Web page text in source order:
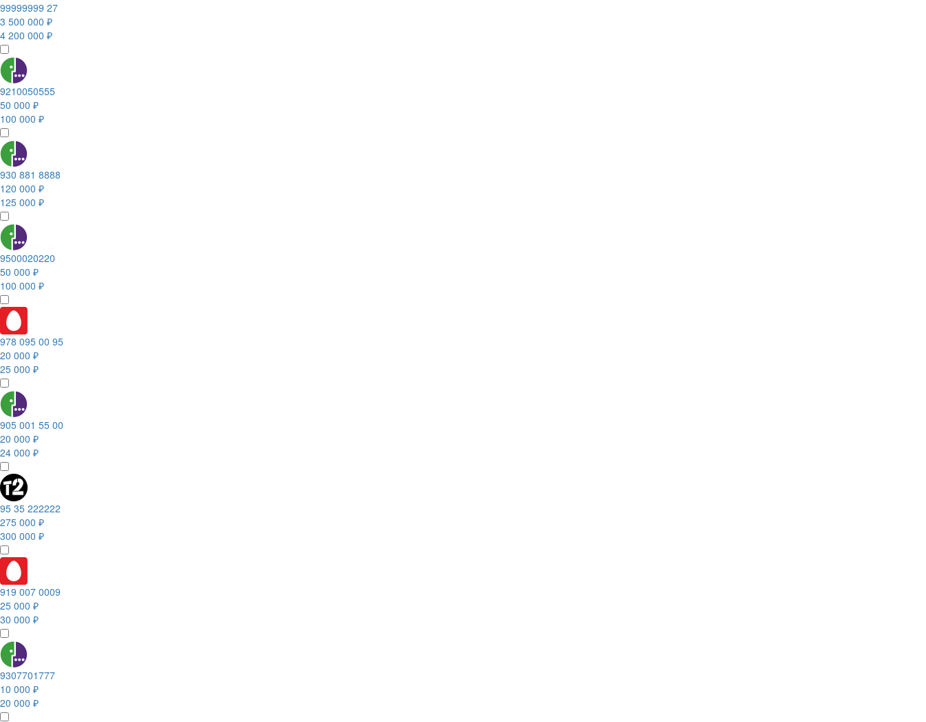
99999999 27
3 500 000 ₽
4 200 000 ₽
9210050555
50 000 ₽
100 000 ₽
930 881 8888
120 000 ₽
125 000 ₽
9500020220
50 000 ₽
100 000 ₽
978 095 00 95
20 000 ₽
25 000 ₽
905 001 55 00
20 000 ₽
24 000 ₽
95 35 222222
275 000 ₽
300 000 ₽
919 007 0009
25 000 ₽
30 000 ₽
9307701777
10 000 ₽
20 000 ₽